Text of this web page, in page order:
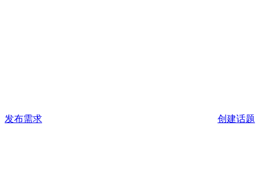
发布需求 创建话题